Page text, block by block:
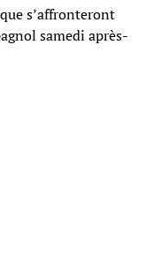
s’affronteront
samedi après-